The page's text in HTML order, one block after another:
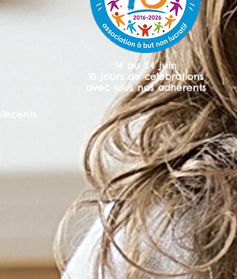
14 au 24 juin
10 jours de célébrations
avec tous nos adhérents